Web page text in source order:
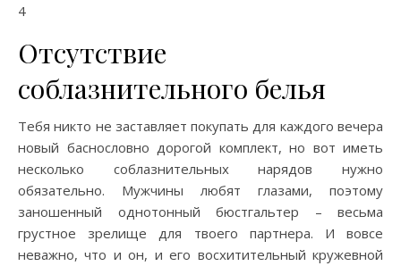
4
Отсутствие
соблазнительного белья
Тебя никто не заставляет покупать для каждого вечера
новый баснословно дорогой комплект, но вот иметь
несколько соблазнительных нарядов нужно
обязательно. Мужчины любят глазами, поэтому
заношенный однотонный бюстгальтер – весьма
грустное зрелище для твоего партнера. И вовсе
неважно, что и он, и его восхитительный кружевной